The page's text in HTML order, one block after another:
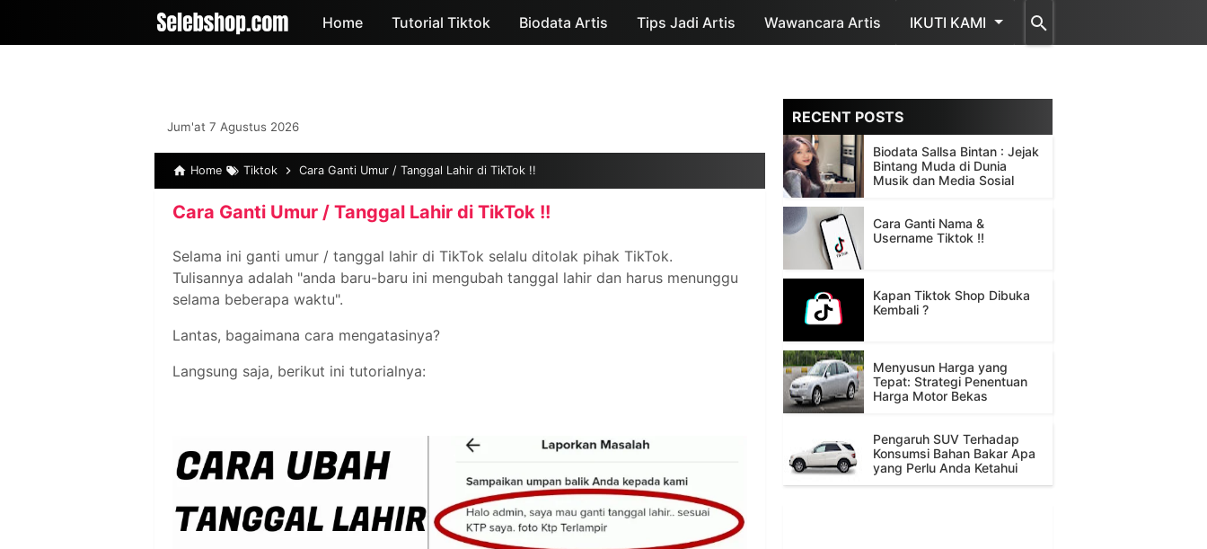
Skip to main content
Home Tutorial Tiktok Biodata Artis Tips Jadi Artis Wawancara Artis IKUTI KAMI
Jum'at 7 Agustus 2026
Home Tiktok Cara Ganti Umur / Tanggal Lahir di TikTok !!
Cara Ganti Umur / Tanggal Lahir di TikTok !!
Selama ini ganti umur / tanggal lahir di TikTok selalu ditolak pihak TikTok.
Tulisannya adalah "anda baru-baru ini mengubah tanggal lahir dan harus menunggu
selama beberapa waktu".
Lantas, bagaimana cara mengatasinya?
Langsung saja, berikut ini tutorialnya:
RECENT POSTS
Biodata Sallsa Bintan : Jejak
Bintang Muda di Dunia
Musik dan Media Sosial
Cara Ganti Nama &
Username Tiktok !!
Kapan Tiktok Shop Dibuka
Kembali ?
Menyusun Harga yang
Tepat: Strategi Penentuan
Harga Motor Bekas
Pengaruh SUV Terhadap
Konsumsi Bahan Bakar Apa
yang Perlu Anda Ketahui